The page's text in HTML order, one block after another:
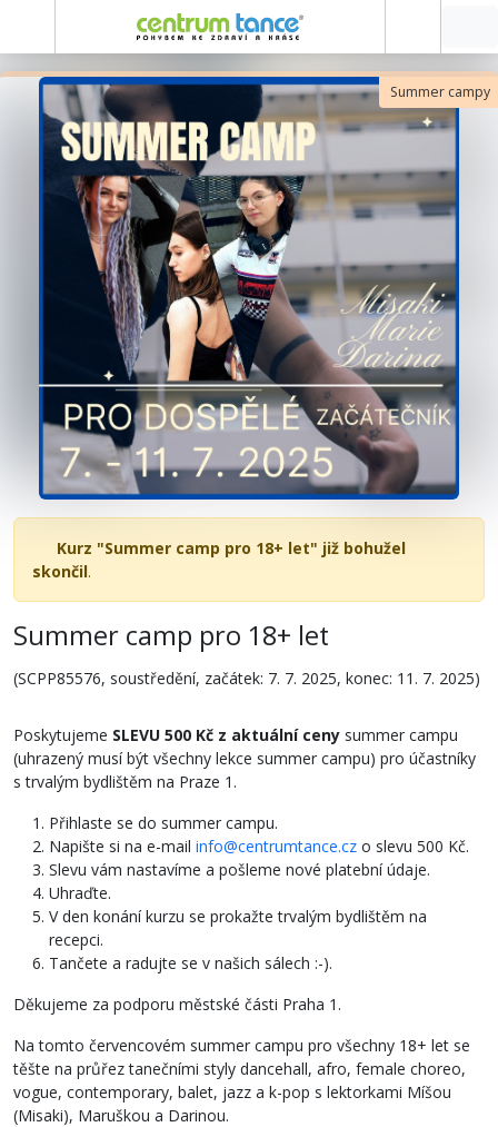
Summer campy
Kurz "Summer camp pro 18+ let" již bohužel
skončil.
Summer camp pro 18+ let
(SCPP85576, soustředění, začátek: 7. 7. 2025, konec: 11. 7. 2025)
Poskytujeme SLEVU 500 Kč z aktuální ceny summer campu
(uhrazený musí být všechny lekce summer campu) pro účastníky
s trvalým bydlištěm na Praze 1.
Přihlaste se do summer campu.
Napište si na e-mail info@centrumtance.cz o slevu 500 Kč.
Slevu vám nastavíme a pošleme nové platební údaje.
Uhraďte.
V den konání kurzu se prokažte trvalým bydlištěm na
recepci.
Tančete a radujte se v našich sálech :-).
Děkujeme za podporu městské části Praha 1.
Na tomto červencovém summer campu pro všechny 18+ let se
těšte na průřez tanečními styly dancehall, afro, female choreo,
vogue, contemporary, balet, jazz a k-pop s lektorkami Míšou
(Misaki), Maruškou a Darinou.